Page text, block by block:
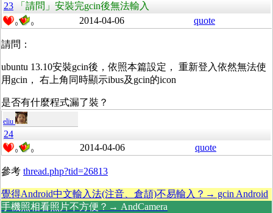
23 「請問」安裝完gcin後無法輸入
0 0 2014-04-06 quote
請問：
ubuntu 13.10安裝gcin後，依照本篇設定， 重新登入依然無法使
用gcin， 右上角同時顯示ibus及gcin的icon
是否有什麼程式漏了裝？
eliu
24
0 0 2014-04-06 quote
參考 thread.php?tid=26813
覺得Android中文輸入法(注音、倉頡)不易輸入？→ gcin Android
手機照相看照片不方便？→ AndCamera